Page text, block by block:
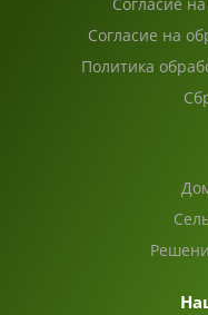
Согласие на
Политика